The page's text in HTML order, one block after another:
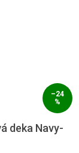
–24
%
deka Navy-